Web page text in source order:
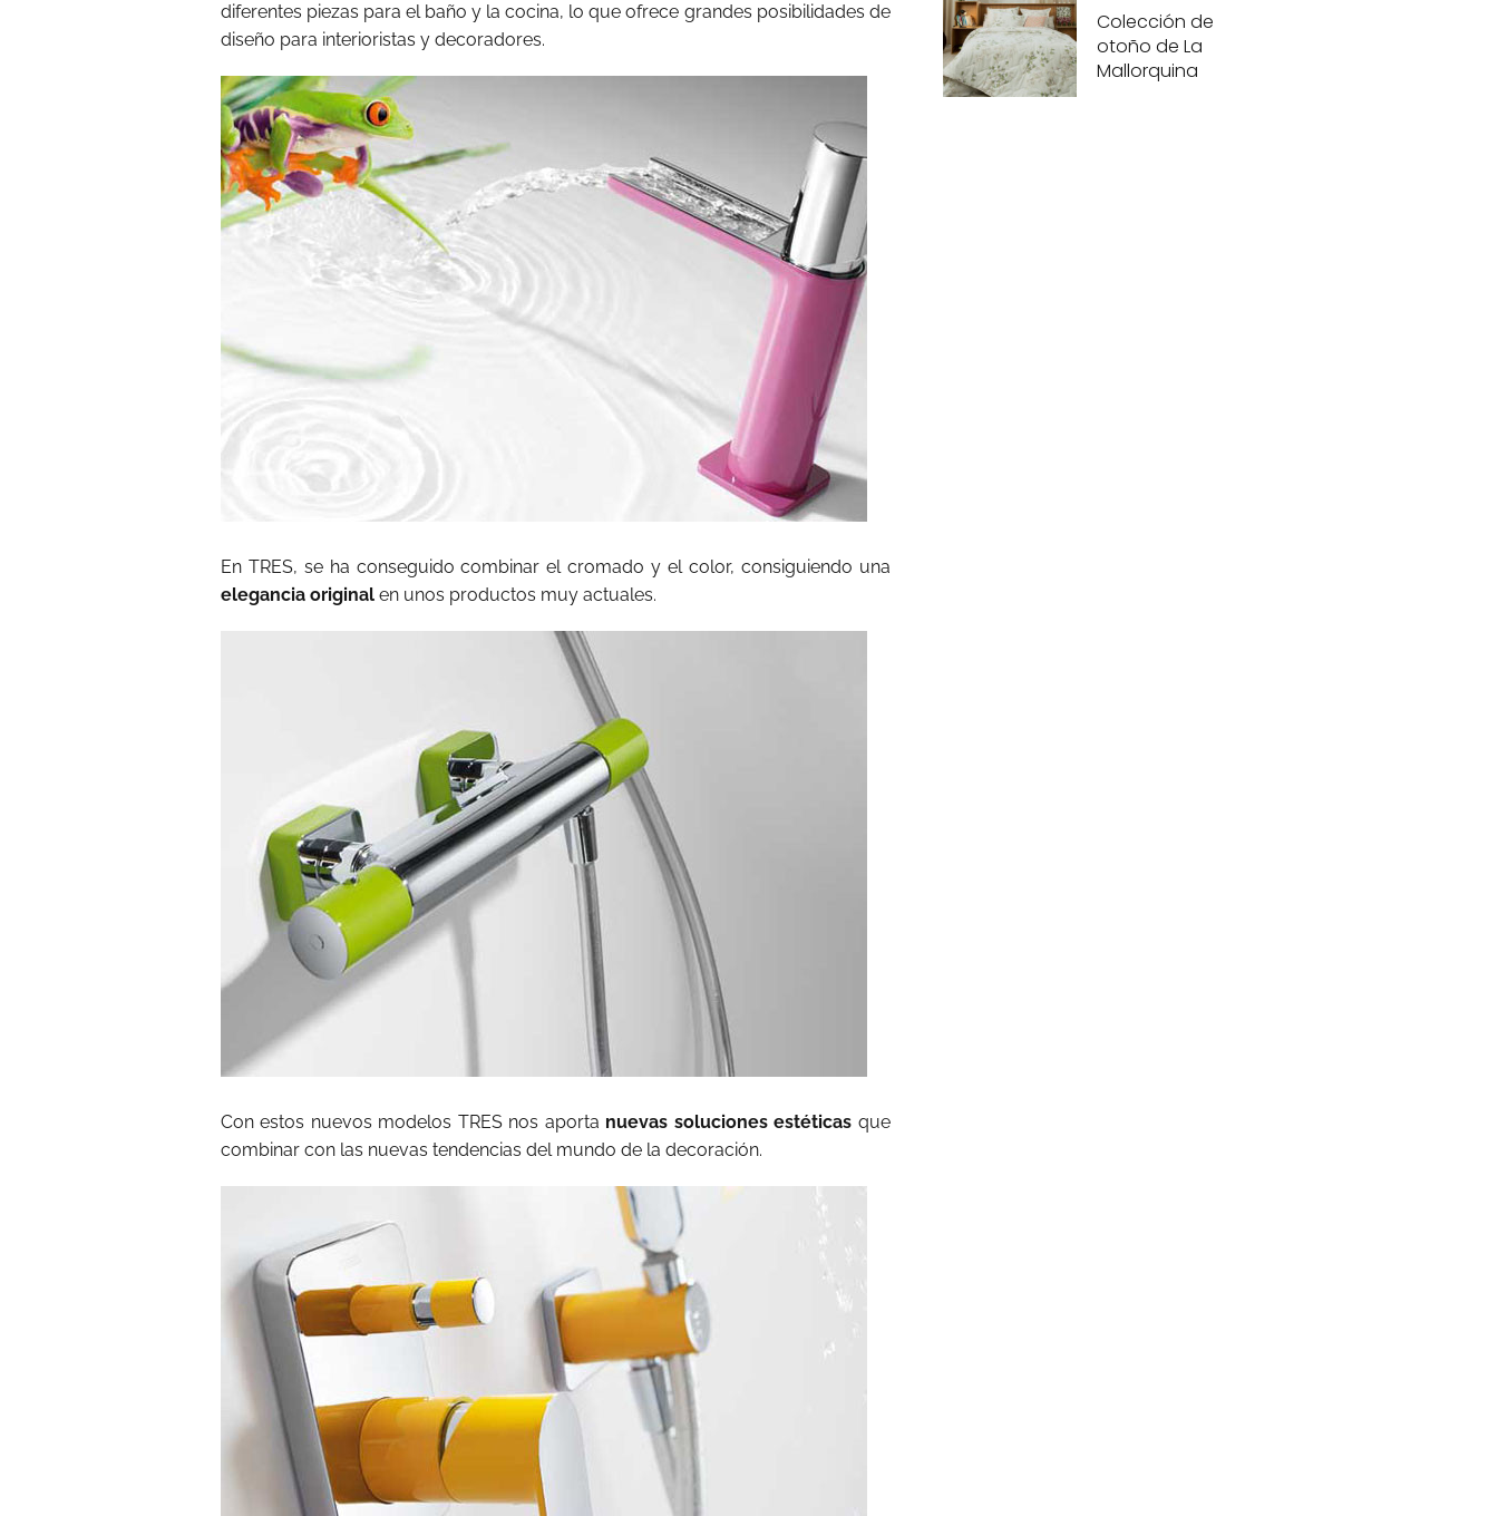
diferentes piezas para el baño y la cocina, lo que ofrece grandes posibilidades de
diseño para interioristas y decoradores.
En TRES, se ha conseguido combinar el cromado y el color, consiguiendo una
elegancia original en unos productos muy actuales.
Con estos nuevos modelos TRES nos aporta nuevas soluciones estéticas que
combinar con las nuevas tendencias del mundo de la decoración.
Colección de
otoño de La
Mallorquina